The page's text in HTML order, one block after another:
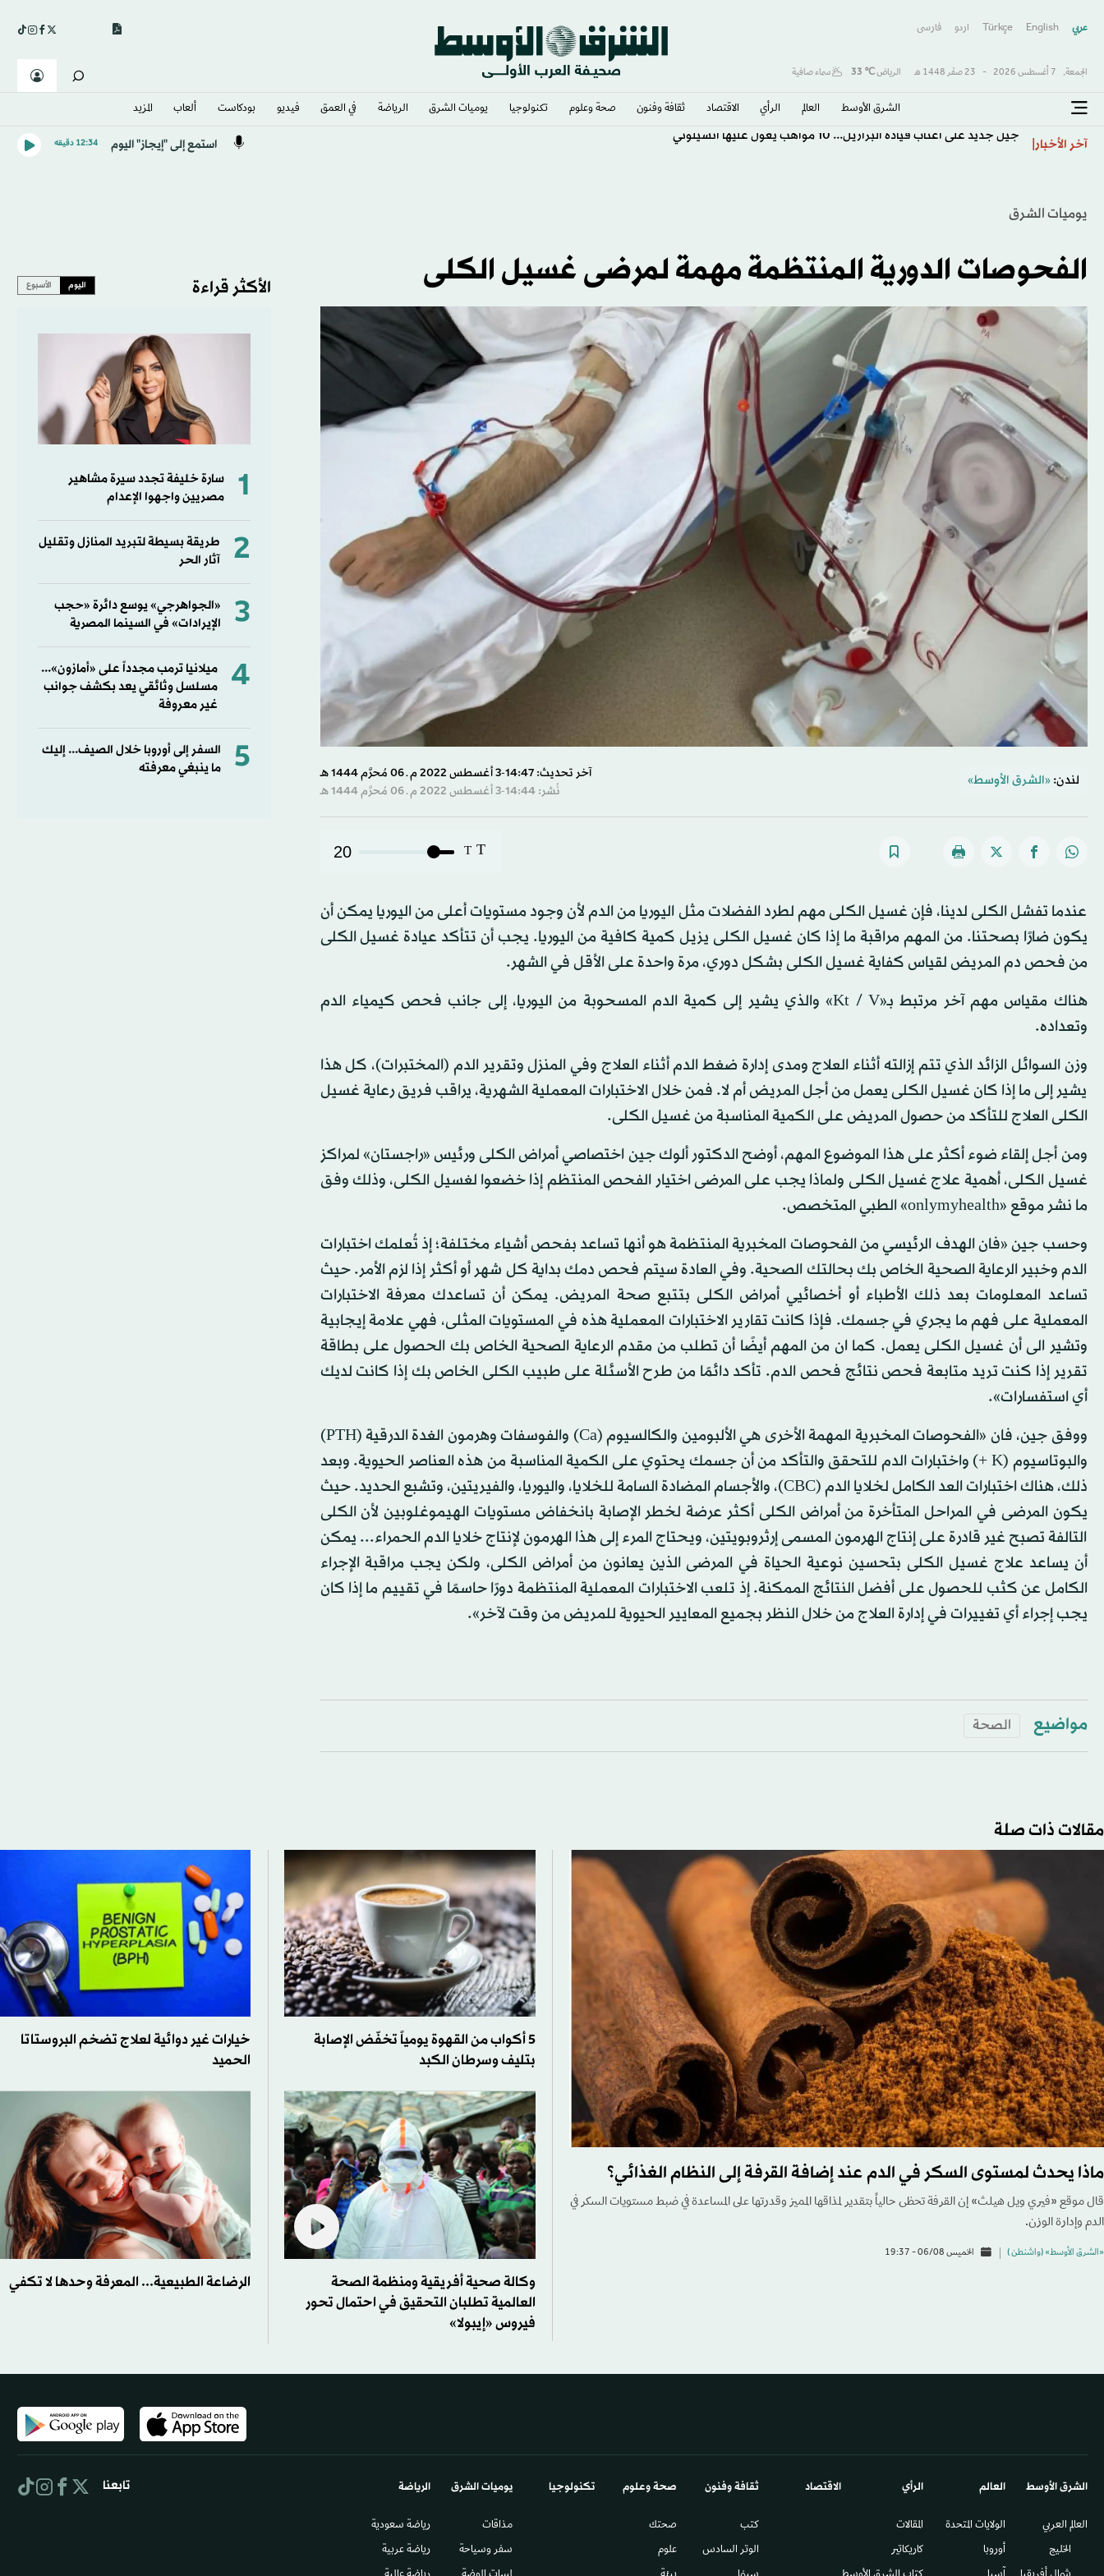
عربي English
Türkçe اردو فارسى
الجمعة, 7 أغسطس 2026 - 23 صفَر 1448 هـ الرياض℃
33 سماء صافية
الشرق الأوسط​ العالم الرأي الاقتصاد ثقافة وفنون صحة وعلوم تكنولوجيا يوميات الشرق​ الرياضة في العمق فيديو بودكاست ألعاب المزيد
آخر الأخبار جيل جديد على أعتاب قيادة البرازيل... 10 مواهب يعوّل عليها أنشيلوتي استمع إلى "إيجاز" اليوم 12:34 دقيقه
يوميات الشرق
الفحوصات الدورية المنتظمة مهمة لمرضى غسيل الكلى
لندن: «الشرق الأوسط»
آخر تحديث: 14:47-3 أغسطس 2022 م ـ 06 مُحرَّم 1444 هـ
نُشر: 14:44-3 أغسطس 2022 م ـ 06 مُحرَّم 1444 هـ
T
T
20
عندما تفشل الكلى لدينا، فإن غسيل الكلى مهم لطرد الفضلات مثل اليوريا من الدم لأن وجود مستويات أعلى من اليوريا يمكن أن
يكون ضارًا بصحتنا. من المهم مراقبة ما إذا كان غسيل الكلى يزيل كمية كافية من اليوريا. يجب أن تتأكد عيادة غسيل الكلى
من فحص دم المريض لقياس كفاية غسيل الكلى بشكل دوري، مرة واحدة على الأقل في الشهر.
هناك مقياس مهم آخر مرتبط بـ«Kt / V» والذي يشير إلى كمية الدم المسحوبة من اليوريا، إلى جانب فحص كيمياء الدم
وتعداده.
وزن السوائل الزائد الذي تتم إزالته أثناء العلاج ومدى إدارة ضغط الدم أثناء العلاج وفي المنزل وتقرير الدم (المختبرات)، كل هذا
يشير إلى ما إذا كان غسيل الكلى يعمل من أجل المريض أم لا. فمن خلال الاختبارات المعملية الشهرية، يراقب فريق رعاية غسيل
الكلى العلاج للتأكد من حصول المريض على الكمية المناسبة من غسيل الكلى.
ومن أجل إلقاء ضوء أكثر على هذا الموضوع المهم، أوضح الدكتور ألوك جين اختصاصي أمراض الكلى ورئيس «راجستان» لمراكز
غسيل الكلى، أهمية علاج غسيل الكلى ولماذا يجب على المرضى اختيار الفحص المنتظم إذا خضعوا لغسيل الكلى، وذلك وفق
ما نشر موقع «onlymyhealth» الطبي المتخصص.
وحسب جين «فان الهدف الرئيسي من الفحوصات المخبرية المنتظمة هو أنها تساعد بفحص أشياء مختلفة؛ إذ تُعلمك اختبارات
الدم وخبير الرعاية الصحية الخاص بك بحالتك الصحية. وفي العادة سيتم فحص دمك بداية كل شهر أو أكثر إذا لزم الأمر. حيث
تساعد المعلومات بعد ذلك الأطباء أو أخصائيي أمراض الكلى بتتبع صحة المريض. يمكن أن تساعدك معرفة الاختبارات
المعملية على فهم ما يجري في جسمك. فإذا كانت تقارير الاختبارات المعملية هذه في المستويات المثلى، فهي علامة إيجابية
وتشير الى أن غسيل الكلى يعمل. كما ان من المهم أيضًا أن تطلب من مقدم الرعاية الصحية الخاص بك الحصول على بطاقة
تقرير إذا كنت تريد متابعة فحص نتائج فحص الدم. تأكد دائمًا من طرح الأسئلة على طبيب الكلى الخاص بك إذا كانت لديك
أي استفسارات».
ووفق جين، فان «الفحوصات المخبرية المهمة الأخرى هي الألبومين والكالسيوم (Ca) والفوسفات وهرمون الغدة الدرقية (PTH)
والبوتاسيوم (K +) واختبارات الدم للتحقق والتأكد من أن جسمك يحتوي على الكمية المناسبة من هذه العناصر الحيوية. وبعد
ذلك، هناك اختبارات العد الكامل لخلايا الدم (CBC)، والأجسام المضادة السامة للخلايا، واليوريا، والفيريتين، وتشبع الحديد. حيث
يكون المرضى في المراحل المتأخرة من أمراض الكلى أكثر عرضة لخطر الإصابة بانخفاض مستويات الهيموغلوبين لأن الكلى
التالفة تصبح غير قادرة على إنتاج الهرمون المسمى إرثروبويتين، ويحتاج المرء إلى هذا الهرمون لإنتاج خلايا الدم الحمراء... يمكن
أن يساعد علاج غسيل الكلى بتحسين نوعية الحياة في المرضى الذين يعانون من أمراض الكلى، ولكن يجب مراقبة الإجراء
الكامل عن كثب للحصول على أفضل النتائج الممكنة. إذ تلعب الاختبارات المعملية المنتظمة دورًا حاسمًا في تقييم ما إذا كان
يجب إجراء أي تغييرات في إدارة العلاج من خلال النظر بجميع المعايير الحيوية للمريض من وقت لآخر».
مواضيع الصحة
الأكثر قراءة اليوم الأسبوع
1
سارة خليفة تجدد سيرة مشاهير
مصريين واجهوا الإعدام
2
طريقة بسيطة لتبريد المنازل وتقليل
آثار الحر
3
«الجواهرجي» يوسع دائرة «حجب
الإيرادات» في السينما المصرية
4
ميلانيا ترمب مجدداً على «أمازون»...
مسلسل وثائقي يعد بكشف جوانب
غير معروفة
5
السفر إلى أوروبا خلال الصيف... إليك
ما ينبغي معرفته
مقالات ذات صلة
ماذا يحدث لمستوى السكر في الدم عند إضافة القرفة إلى النظام الغذائي؟
قال موقع «فيري ويل هيلث» إن القرفة تحظى حالياً بتقدير لمذاقها المميز وقدرتها على المساعدة في ضبط مستويات السكر في
الدم وإدارة الوزن.
«الشرق الأوسط» (واشنطن ) الخميس 06/08 - 19:37
5 أكواب من القهوة يومياً تخفّض الإصابة
بتليف وسرطان الكبد
خيارات غير دوائية لعلاج تضخم البروستاتا
الحميد
وكالة صحية أفريقية ومنظمة الصحة
العالمية تطلبان التحقيق في احتمال تحور
فيروس «إيبولا»
الرضاعة الطبيعية... المعرفة وحدها لا تكفي
الشرق الأوسط​
العالم العربي
الخليج
العالم
الولايات المتحدة
أوروبا
الرأي
المقالات
كاريكاتير
الاقتصاد ثقافة وفنون
كتب
الوتر السادس​
صحة وعلوم
صحتك
علوم
تكنولوجيا يوميات الشرق​
مذاقات
سفر وسياحة
الرياضة
رياضة سعودية
رياضة عربية
تابعنا